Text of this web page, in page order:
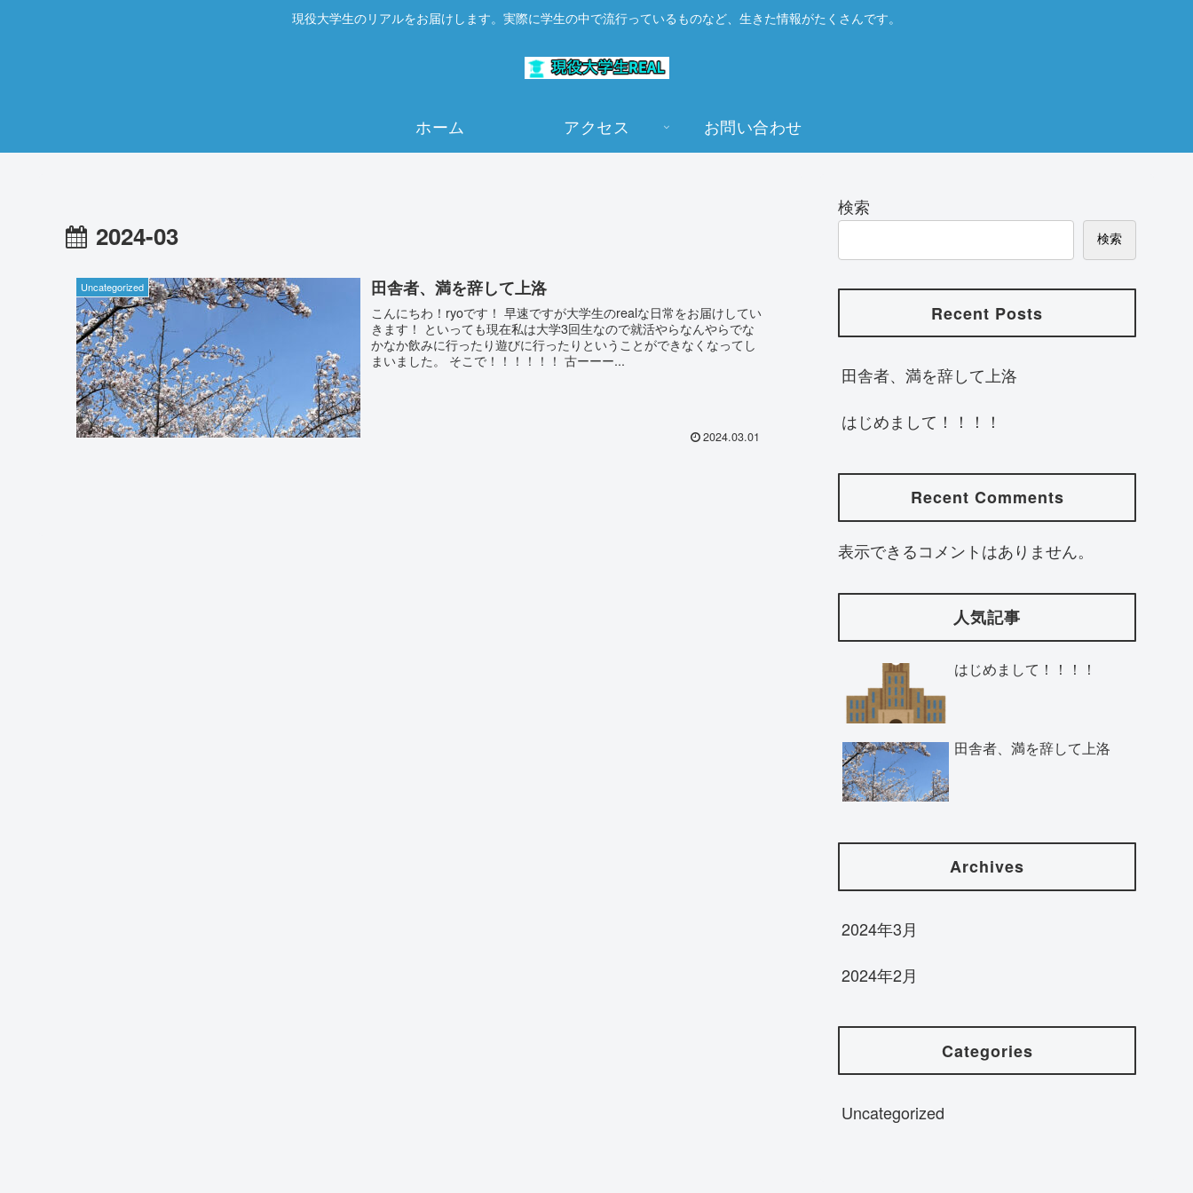
現役大学生のリアルをお届けします。実際に学生の中で流行っているものなど、生きた情報がたくさんです。
ホーム アクセス お問い合わせ
2024-03
Uncategorized 田舎者、満を辞して上洛
こんにちわ！ryoです！ 早速ですが大学生のrealな日常をお届けしてい
きます！ といっても現在私は大学3回生なので就活やらなんやらでな
かなか飲みに行ったり遊びに行ったりということができなくなってし
まいました。 そこで！！！！！！ 古ーーー...
2024.03.01
検索
検索
Recent Posts
田舎者、満を辞して上洛
はじめまして！！！！
Recent Comments
表示できるコメントはありません。
人気記事
はじめまして！！！！
田舎者、満を辞して上洛
Archives
2024年3月
2024年2月
Categories
Uncategorized